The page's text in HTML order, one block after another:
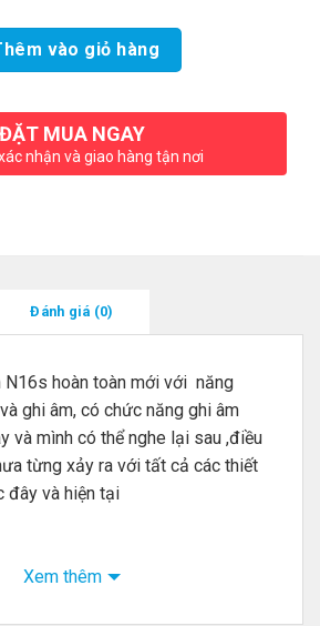
vào giỏ hàng
ĐẶT MUA NGAY
nhận và giao hàng tận nơi
Đánh giá (0)
N16s hoàn toàn mới với năng
ghi âm, có chức năng ghi âm
và mình có thể nghe lại sau ,điều
từng xảy ra với tất cả các thiết
đây và hiện tại
Xem thêm